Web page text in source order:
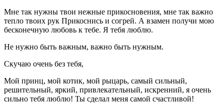
Мне так нужны твои нежные прикосновения, мне так важно
тепло твоих рук Прикоснись и согрей. А взамен получи мою
бесконечную любовь к тебе. Я тебя люблю.
Не нужно быть важным, важно быть нужным.
Скучаю очень без тебя,
Мой принц, мой котик, мой рыцарь, самый сильный,
решительный, яркий, привлекательный, искренний, я очень
сильно тебя люблю! Ты сделал меня самой счастливой!